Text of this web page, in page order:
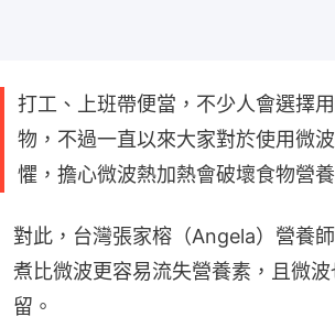
打工、上班帶便當，不少人會選擇
物，不過一直以來大家對於使用微
懼，擔心微波熱加熱會破壞食物營
對此，台灣張家榕（Angela）營養
煮比微波更容易流失營養素，且微
留。